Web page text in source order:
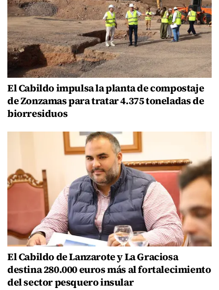
El Cabildo impulsa la planta de compostaje
de Zonzamas para tratar 4.375 toneladas de
biorresiduos
El Cabildo de Lanzarote y La Graciosa
destina 280.000 euros más al fortalecimiento
del sector pesquero insular